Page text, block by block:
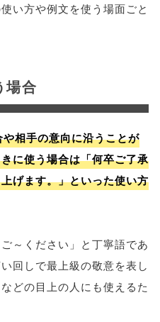
い方や例文を使う場面ごと
場合
相手の意向に沿うことが
に使う場合は「何卒ご了承
げます。」といった使い方
～ください」と丁寧語であ
回しで最上級の敬意を表し
どの目上の人にも使えるた